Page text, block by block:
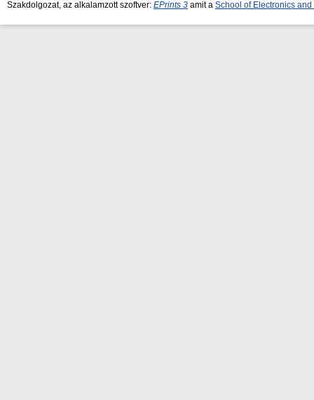
Szakdolgozat, az alkalamzott szoftver: EPrints 3 amit a School of Electronics